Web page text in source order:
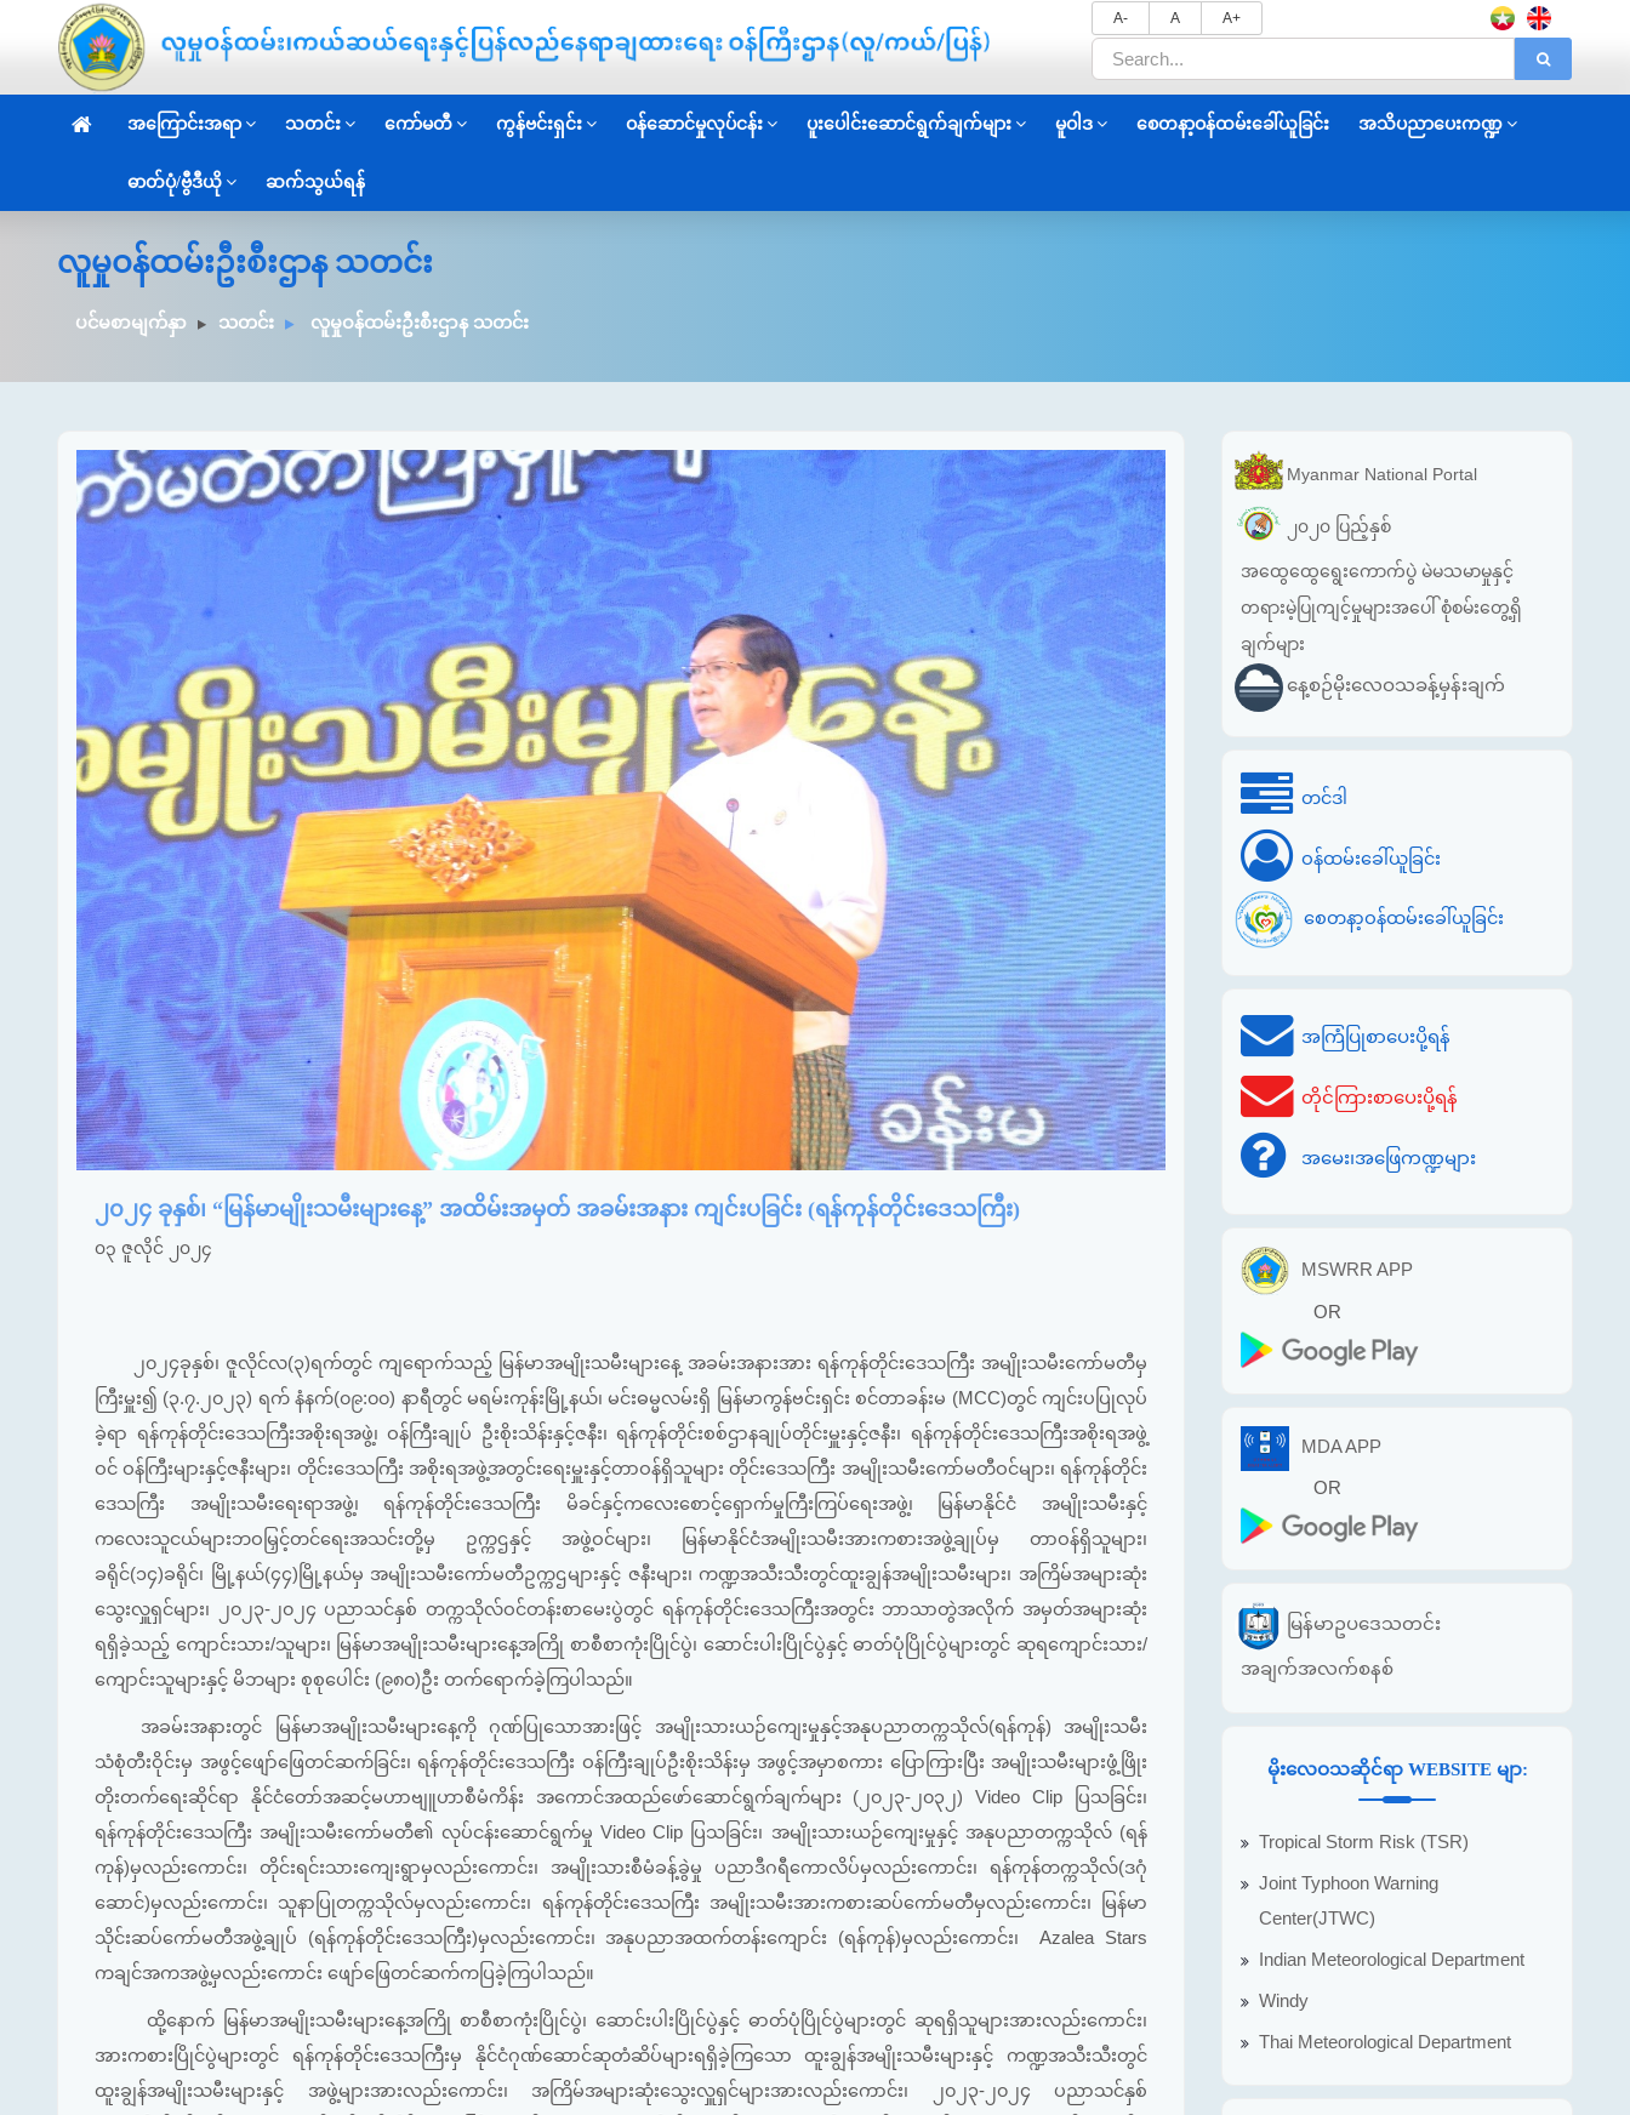
A- A A+
အကြောင်းအရာ သတင်း ကော်မတီ ကွန်ဗင်းရှင်း ဝန်ဆောင်မှုလုပ်ငန်း ပူးပေါင်းဆောင်ရွက်ချက်များ မူဝါဒ စေတနာ့ဝန်ထမ်းခေါ်ယူခြင်း အသိပညာပေးကဏ္ဍ
ဓာတ်ပုံ/ဗွီဒီယို ဆက်သွယ်ရန်
လူမှုဝန်ထမ်းဦးစီးဌာန သတင်း
ပင်မစာမျက်နှာ သတင်း လူမှုဝန်ထမ်းဦးစီးဌာန သတင်း
၂၀၂၄ ခုနှစ်၊ “မြန်မာမျိုးသမီးများနေ့” အထိမ်းအမှတ် အခမ်းအနား ကျင်းပခြင်း (ရန်ကုန်တိုင်းဒေသကြီး)
၀၃ ဇူလိုင် ၂၀၂၄
၂၀၂၄ခုနှစ်၊ ဇူလိုင်လ(၃)ရက်တွင် ကျရောက်သည့် မြန်မာအမျိုးသမီးများနေ့ အခမ်းအနားအား ရန်ကုန်တိုင်းဒေသကြီး အမျိုးသမီးကော်မတီမှ
ကြီးမှူး၍ (၃.၇.၂၀၂၃) ရက် နံနက်(၀၉:၀၀) နာရီတွင် မရမ်းကုန်းမြို့နယ်၊ မင်းဓမ္မလမ်းရှိ မြန်မာကွန်ဗင်းရှင်း စင်တာခန်းမ (MCC)တွင် ကျင်းပပြုလုပ်
ခဲ့ရာ ရန်ကုန်တိုင်းဒေသကြီးအစိုးရအဖွဲ့၊ ဝန်ကြီးချုပ် ဦးစိုးသိန်းနှင့်ဇနီး၊ ရန်ကုန်တိုင်းစစ်ဌာနချုပ်တိုင်းမှူးနှင့်ဇနီး၊ ရန်ကုန်တိုင်းဒေသကြီးအစိုးရအဖွဲ့
ဝင် ဝန်ကြီးများနှင့်ဇနီးများ၊ တိုင်းဒေသကြီး အစိုးရအဖွဲ့အတွင်းရေးမှူးနှင့်တာဝန်ရှိသူများ တိုင်းဒေသကြီး အမျိုးသမီးကော်မတီဝင်များ၊ ရန်ကုန်တိုင်း
ဒေသကြီး အမျိုးသမီးရေးရာအဖွဲ့၊ ရန်ကုန်တိုင်းဒေသကြီး မိခင်နှင့်ကလေးစောင့်ရှောက်မှုကြီးကြပ်ရေးအဖွဲ့၊ မြန်မာနိုင်ငံ အမျိုးသမီးနှင့်
ကလေးသူငယ်များဘဝမြှင့်တင်ရေးအသင်းတို့မှ ဥက္ကဌနှင့် အဖွဲ့ဝင်များ၊ မြန်မာနိုင်ငံအမျိုးသမီးအားကစားအဖွဲ့ချုပ်မှ တာဝန်ရှိသူများ၊
ခရိုင်(၁၄)ခရိုင်၊ မြို့နယ်(၄၄)မြို့နယ်မှ အမျိုးသမီးကော်မတီဥက္ကဌများနှင့် ဇနီးများ၊ ကဏ္ဍအသီးသီးတွင်ထူးချွန်အမျိုးသမီးများ၊ အကြိမ်အများဆုံး
သွေးလှူရှင်များ၊ ၂၀၂၃-၂၀၂၄ ပညာသင်နှစ် တက္ကသိုလ်ဝင်တန်းစာမေးပွဲတွင် ရန်ကုန်တိုင်းဒေသကြီးအတွင်း ဘာသာတွဲအလိုက် အမှတ်အများဆုံး
ရရှိခဲ့သည့် ကျောင်းသား/သူများ၊ မြန်မာအမျိုးသမီးများနေ့အကြို စာစီစာကုံးပြိုင်ပွဲ၊ ဆောင်းပါးပြိုင်ပွဲနှင့် ဓာတ်ပုံပြိုင်ပွဲများတွင် ဆုရကျောင်းသား/
ကျောင်းသူများနှင့် မိဘများ စုစုပေါင်း (၉၈၀)ဦး တက်ရောက်ခဲ့ကြပါသည်။
အခမ်းအနားတွင် မြန်မာအမျိုးသမီးများနေ့ကို ဂုဏ်ပြုသောအားဖြင့် အမျိုးသားယဉ်ကျေးမှုနှင့်အနုပညာတက္ကသိုလ်(ရန်ကုန်) အမျိုးသမီး
သံစုံတီးဝိုင်းမှ အဖွင့်ဖျော်ဖြေတင်ဆက်ခြင်း၊ ရန်ကုန်တိုင်းဒေသကြီး ဝန်ကြီးချုပ်ဦးစိုးသိန်းမှ အဖွင့်အမှာစကား ပြောကြားပြီး အမျိုးသမီးများဖွံ့ဖြိုး
တိုးတက်ရေးဆိုင်ရာ နိုင်ငံတော်အဆင့်မဟာဗျူဟာစီမံကိန်း အကောင်အထည်ဖော်ဆောင်ရွက်ချက်များ (၂၀၂၃-၂၀၃၂) Video Clip ပြသခြင်း၊
ရန်ကုန်တိုင်းဒေသကြီး အမျိုးသမီးကော်မတီ၏ လုပ်ငန်းဆောင်ရွက်မှု Video Clip ပြသခြင်း၊ အမျိုးသားယဉ်ကျေးမှုနှင့် အနုပညာတက္ကသိုလ် (ရန်
ကုန်)မှလည်းကောင်း၊ တိုင်းရင်းသားကျေးရွာမှလည်းကောင်း၊ အမျိုးသားစီမံခန့်ခွဲမှု ပညာဒီဂရီကောလိပ်မှလည်းကောင်း၊ ရန်ကုန်တက္ကသိုလ်(ဒဂုံ
ဆောင်)မှလည်းကောင်း၊ သူနာပြုတက္ကသိုလ်မှလည်းကောင်း၊ ရန်ကုန်တိုင်းဒေသကြီး အမျိုးသမီးအားကစားဆပ်ကော်မတီမှလည်းကောင်း၊ မြန်မာ
သိုင်းဆပ်ကော်မတီအဖွဲ့ချုပ် (ရန်ကုန်တိုင်းဒေသကြီး)မှလည်းကောင်း၊ အနုပညာအထက်တန်းကျောင်း (ရန်ကုန်)မှလည်းကောင်း၊ Azalea Stars
ကချင်အကအဖွဲ့မှလည်းကောင်း ဖျော်ဖြေတင်ဆက်ကပြခဲ့ကြပါသည်။
ထို့နောက် မြန်မာအမျိုးသမီးများနေ့အကြို စာစီစာကုံးပြိုင်ပွဲ၊ ဆောင်းပါးပြိုင်ပွဲနှင့် ဓာတ်ပုံပြိုင်ပွဲများတွင် ဆုရရှိသူများအားလည်းကောင်း၊
အားကစားပြိုင်ပွဲများတွင် ရန်ကုန်တိုင်းဒေသကြီးမှ နိုင်ငံဂုဏ်ဆောင်ဆုတံဆိပ်များရရှိခဲ့ကြသော ထူးချွန်အမျိုးသမီးများနှင့် ကဏ္ဍအသီးသီးတွင်
ထူးချွန်အမျိုးသမီးများနှင့် အဖွဲ့များအားလည်းကောင်း၊ အကြိမ်အများဆုံးသွေးလှူရှင်များအားလည်းကောင်း၊ ၂၀၂၃-၂၀၂၄ ပညာသင်နှစ်
Myanmar National Portal
၂၀၂၀ ပြည့်နှစ်
အထွေထွေရွေးကောက်ပွဲ မဲမသမာမှုနှင့်
တရားမဲ့ပြုကျင့်မှုများအပေါ် စုံစမ်းတွေ့ရှိ
ချက်များ
နေ့စဉ်မိုးလေဝသခန့်မှန်းချက်
တင်ဒါ
ဝန်ထမ်းခေါ်ယူခြင်း
စေတနာ့ဝန်ထမ်းခေါ်ယူခြင်း
အကြံပြုစာပေးပို့ရန်
တိုင်ကြားစာပေးပို့ရန်
အမေး၊အဖြေကဏ္ဍများ
MSWRR APP
OR
MDA APP
OR
မြန်မာဥပဒေသတင်း
အချက်အလက်စနစ်
မိုးလေဝသဆိုင်ရာ WEBSITE မျာ:
Tropical Storm Risk (TSR)
Joint Typhoon Warning
Center(JTWC)
Indian Meteorological Department
Windy
Thai Meteorological Department